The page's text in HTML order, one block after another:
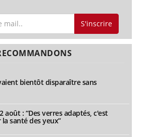
S'inscrire
bientôt disparaître sans
août : “Des verres adaptés, c'est
santé des yeux”